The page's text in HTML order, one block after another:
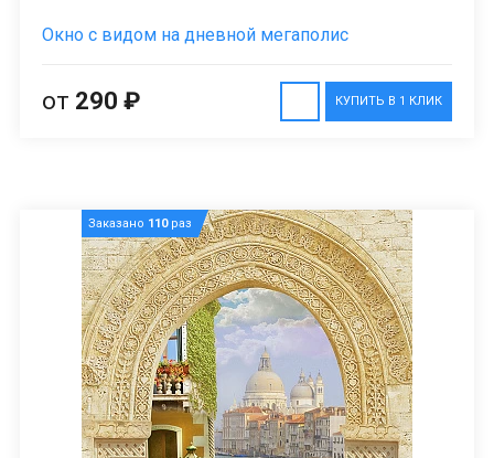
Окно с видом на дневной мегаполис
КУПИТЬ В 1 КЛИК
от 290 ₽
Заказано 110раз